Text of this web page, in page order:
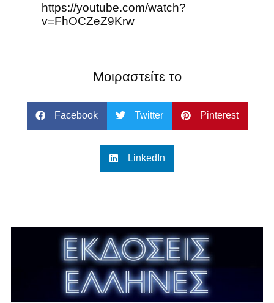
https://youtube.com/watch?
v=FhOCZeZ9Krw
Μοιραστείτε το
Facebook Twitter Pinterest
LinkedIn